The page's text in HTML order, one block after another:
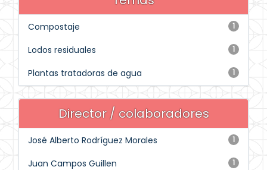
1
Compostaje
1
Lodos residuales
1
Plantas tratadoras de agua
Director / colaboradores
1
José Alberto Rodríguez Morales
1
Juan Campos Guillen